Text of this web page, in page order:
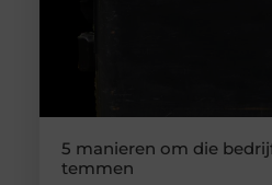
5 manieren om die
temmen